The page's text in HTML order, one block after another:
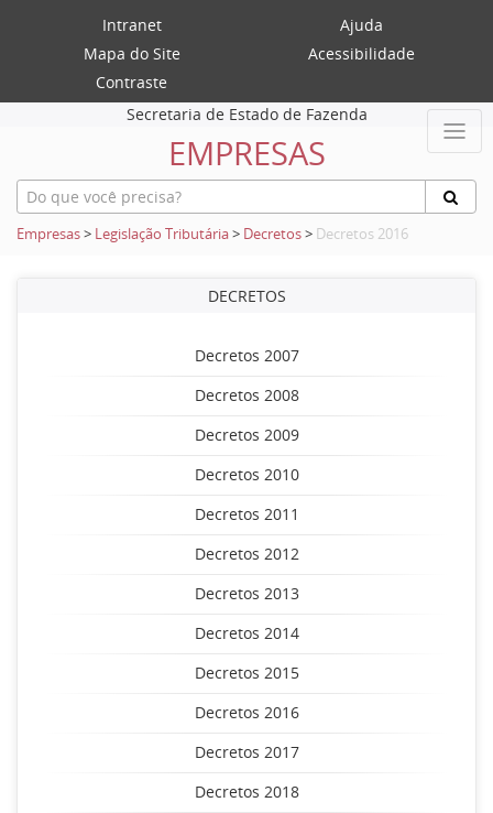
Intranet
Ajuda
Mapa do Site
Acessibilidade
Contraste
Secretaria de Estado de Fazenda
EMPRESAS
Empresas> Legislação Tributária> Decretos> Decretos 2016
DECRETOS
Decretos 2007
Decretos 2008
Decretos 2009
Decretos 2010
Decretos 2011
Decretos 2012
Decretos 2013
Decretos 2014
Decretos 2015
Decretos 2016
Decretos 2017
Decretos 2018